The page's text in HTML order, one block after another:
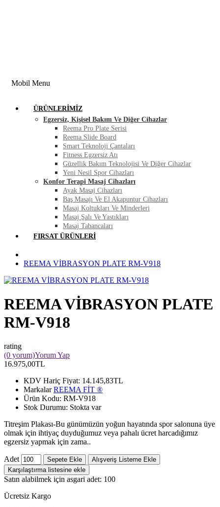
Mobil Menu
ÜRÜNLERIMIZ
Egzersiz, Kişisel Bakım Ve Diğer Cihazlar
Reema Pro Plate Serisi
Reema Slide Board
Smart Teknoloji Çantaları
Fitness Egzersiz Atı
Güzellik Bakım Teknolojisi Ve Diğer Cihazlar
Yeni Nesil Spor Cihazları
Konfor Terapi Masaj Cihazları
Ayak Masaj Cihazları
Baş Masajı Ve El Akapuntur Cihazları
Masaj Koltukları Ve Minderleri
Masaj Şalı Ve Yastıkları
Masaj Tabancaları
FIRSAT ÜRÜNLERI
REEMA VİBRASYON PLATE RM-V918
REEMA VİBRASYON PLATE
RM-V918
rating
(0 yorum)Yorum Yap
16.975,00TL
KDV Hariç Fiyat: 14.145,83TL
MarkalarREEMA FİT ®️
Ürün Kodu: RM-V918
Stok Durumu: Stokta var
Titreşim Plakası-Bu günümüzün yoğun hayatında spor salonuna üye
olmak için ihtiyaç duyduğumuz veya pahalı ücret harcadığımız
egzersiz yapmak için zama..
Adet Sepete Ekle
Alışveriş Listeme Ekle
Karşılaştırma listesine ekle
Satın alabilmek için asgari adet: 100
Ücretsiz Kargo